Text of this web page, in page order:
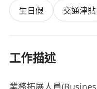
生日假 交通津貼
工作描述
業務拓展人員